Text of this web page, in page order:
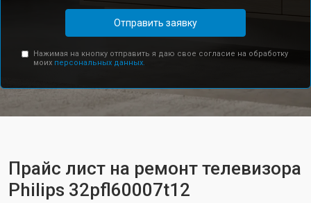
Отправить заявку
Нажимая на кнопку отправить я даю свое согласие на обработку
моих персональных данных.
Прайс лист на ремонт телевизора
Philips 32pfl60007t12